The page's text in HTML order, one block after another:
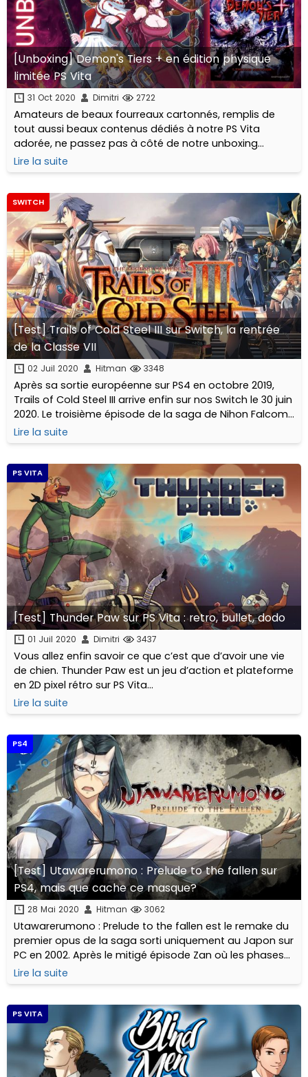
[Unboxing] Demon's Tiers + en édition physique
limitée PS Vita
31 Oct 2020 Dimitri 2722
Amateurs de beaux fourreaux cartonnés, remplis de
tout aussi beaux contenus dédiés à notre PS Vita
adorée, ne passez pas à côté de notre unboxing...
Lire la suite
SWITCH
[Test] Trails of Cold Steel III sur Switch, la rentrée
de la Classe VII
02 Juil 2020 Hitman 3348
Après sa sortie européenne sur PS4 en octobre 2019,
Trails of Cold Steel III arrive enfin sur nos Switch le 30 juin
2020. Le troisième épisode de la saga de Nihon Falcom
bénéficie d'une sortie physique, l'Extracurricular Edition,
avec en plus du jeu une carte lenticulaire et un artbook.
Lire la suite
PS VITA
[Test] Thunder Paw sur PS Vita : retro, bullet, dodo
01 Juil 2020 Dimitri 3437
Vous allez enfin savoir ce que c’est que d’avoir une vie
de chien. Thunder Paw est un jeu d’action et plateforme
en 2D pixel rétro sur PS Vita...
Lire la suite
PS4
[Test] Utawarerumono : Prelude to the fallen sur
PS4, mais que cache ce masque?
28 Mai 2020 Hitman 3062
Utawarerumono : Prelude to the fallen est le remake du
premier opus de la saga sorti uniquement au Japon sur
PC en 2002. Après le mitigé épisode Zan où les phases
de combat se déroulaient en Musou, retour aux sources
ici et au Tactical RPG.
Lire la suite
PS VITA